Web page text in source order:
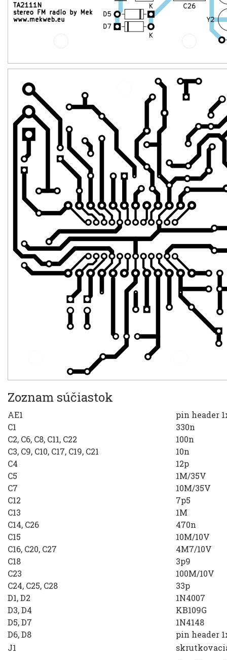
Zoznam súčiastok
AE1
pin header
C1
330n
C2, C6, C8, C11, C22
100n
C3, C9, C10, C17, C19, C21
10n
C4
12p
C5
1M/35V
C7
10M/35V
C12
7p5
C13
1M
C14, C26
470n
C15
10M/10V
C16, C20, C27
4M7/10V
C18
3p9
C23
100M/10V
C24, C25, C28
33p
D1, D2
1N4007
D3, D4
KB109G
D5, D7
1N4148
D6, D8
pin header
J1